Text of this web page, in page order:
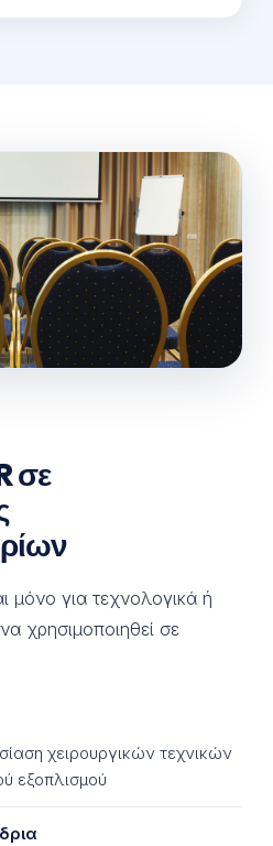
σε
μόνο για τεχνολογικά ή
χρησιμοποιηθεί σε
χειρουργικών τεχνικών
εξοπλισμού